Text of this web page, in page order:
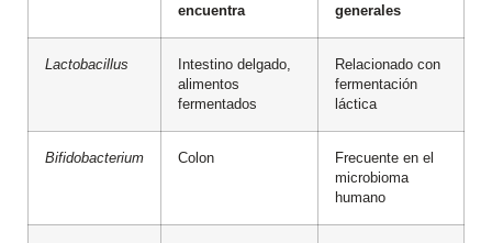
encuentra
generales
Lactobacillus
Intestino delgado,
alimentos
fermentados
Relacionado con
fermentación
láctica
Bifidobacterium Colon
Frecuente en el
microbioma
humano